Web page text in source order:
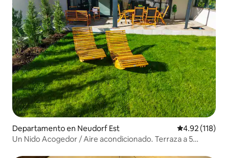
Departamento en Neudorf Est Calificación
4.92 (118)
Un Nido Acogedor / Aire acondicionado. Terraza a 5